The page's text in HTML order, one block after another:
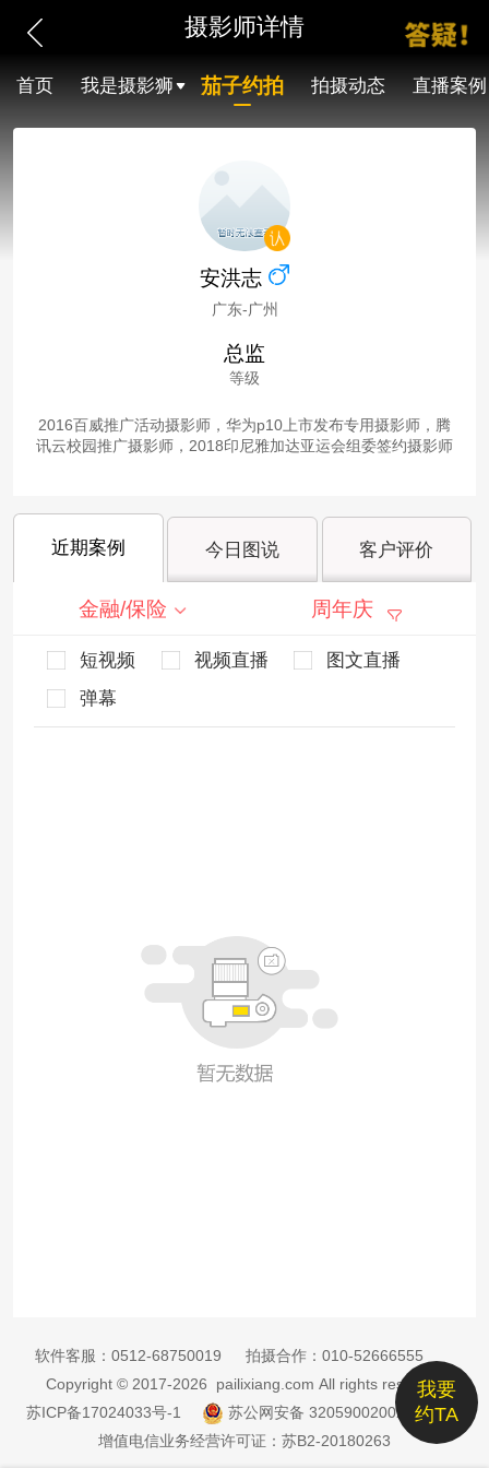
摄影师详情
首页 我是摄影狮 茄子约拍 拍摄动态 直播案例
安洪志
广东-广州
总监
等级
2016百威推广活动摄影师，华为p10上市发布专用摄影师，腾
讯云校园推广摄影师，2018印尼雅加达亚运会组委签约摄影师
近期案例 今日图说 客户评价
金融/保险 周年庆
短视频 视频直播
图文直播
弹幕
我要
约TA
软件客服： 0512-68750019 拍摄合作： 010-52666555
Copyright © 2017-2026 pailixiang.com All rights reserved
苏ICP备17024033号-1
苏公网安备 32059002002885号
增值电信业务经营许可证：苏B2-20180263